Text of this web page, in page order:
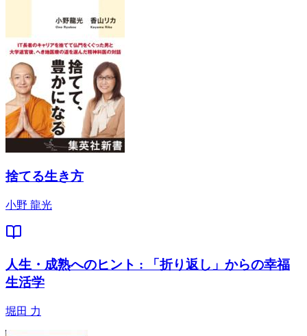
捨てる生き方
小野 龍光
人生・成熟へのヒント : 「折り返し」からの幸福
生活学
堀田 力